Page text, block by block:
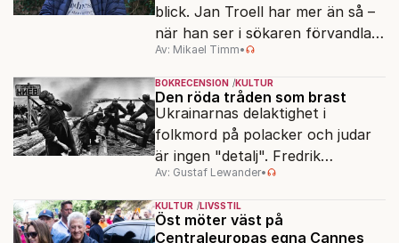
blick. Jan Troell har mer än så –
när han ser i sökaren förvandlas
vardagen till underverk. Fyllda 95
gör han en ny film.
Av: Mikael Timm•
BOKRECENSION KULTUR
Den röda tråden som brast
Ukrainarnas delaktighet i
folkmord på polacker och judar
är ingen "detalj". Fredrik
Segerfeldts iver att skildra den
ryska imperialismen leder till en
förenklad bild av historien.
Av: Gustaf Lewander•
KULTUR LIVSSTIL
Öst möter väst på
Centraleuropas egna Cannes